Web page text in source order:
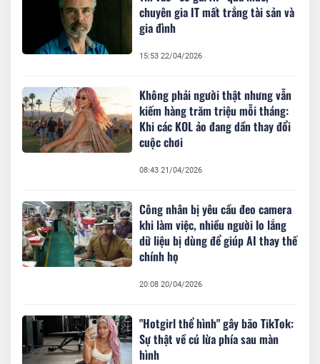
chuyên gia IT mất trắng tài sản và
gia đình
15:53 22/04/2026
Không phải người thật nhưng vẫn
kiếm hàng trăm triệu mỗi tháng:
Khi các KOL ảo đang dần thay đổi
cuộc chơi
08:43 21/04/2026
Công nhân bị yêu cầu đeo camera
khi làm việc, nhiều người lo lắng
dữ liệu bị dùng để giúp AI thay thế
chính họ
20:08 20/04/2026
"Hotgirl thể hình" gây bão TikTok:
Sự thật về cú lừa phía sau màn
hình